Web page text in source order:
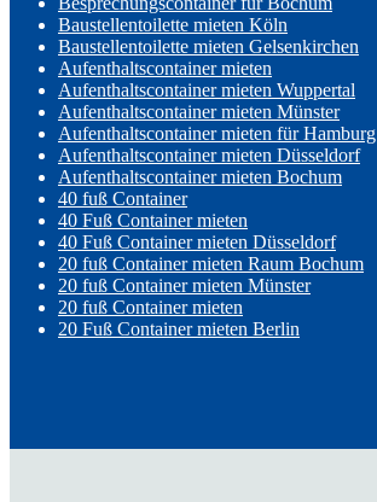
Baustellentoilette mieten Köln
Baustellentoilette mieten Gelsenkirchen
Aufenthaltscontainer mieten
Aufenthaltscontainer mieten Wuppertal
Aufenthaltscontainer mieten Münster
Aufenthaltscontainer mieten für Hamburg
Aufenthaltscontainer mieten Düsseldorf
Aufenthaltscontainer mieten Bochum
40 fuß Container
40 Fuß Container mieten
40 Fuß Container mieten Düsseldorf
20 fuß Container mieten Raum Bochum
20 fuß Container mieten Münster
20 fuß Container mieten
20 Fuß Container mieten Berlin